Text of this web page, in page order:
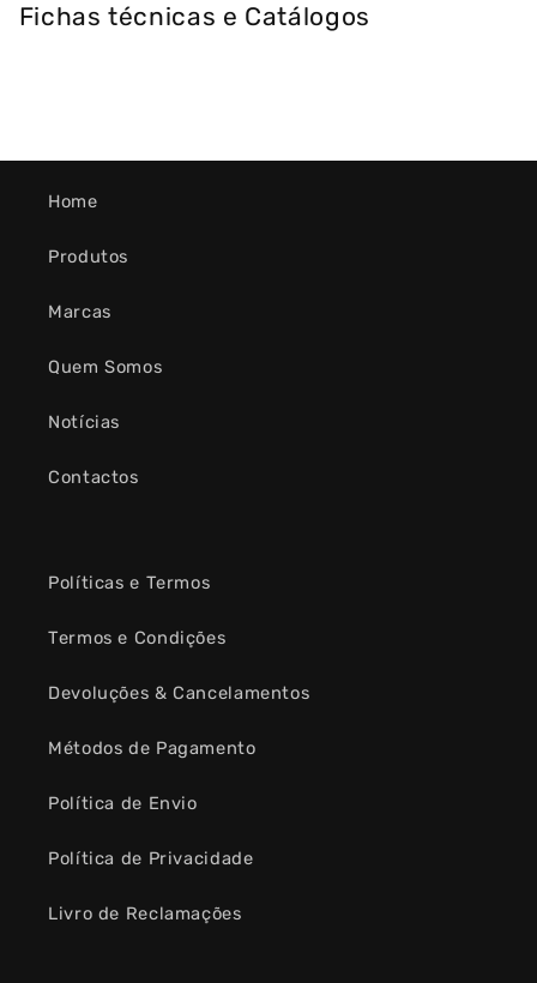
Fichas técnicas e Catálogos
Home
Produtos
Marcas
Quem Somos
Notícias
Contactos
Políticas e Termos
Termos e Condições
Devoluções & Cancelamentos
Métodos de Pagamento
Política de Envio
Política de Privacidade
Livro de Reclamações